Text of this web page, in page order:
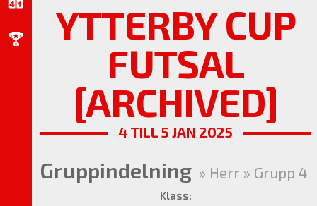
YTTERBY CUP
FUTSAL
[ARCHIVED]
4 TILL 5 JAN 2025
Gruppindelning » Herr » Grupp 4
Klass: